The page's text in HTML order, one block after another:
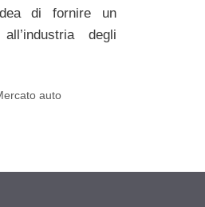
di fornire un
degli
auto